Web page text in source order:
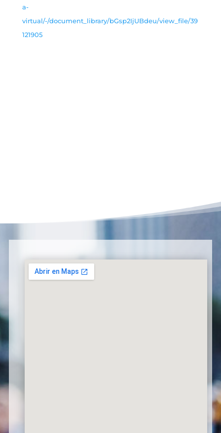
a-
virtual/-/document_library/bGsp2IjUBdeu/view_file/39
121905